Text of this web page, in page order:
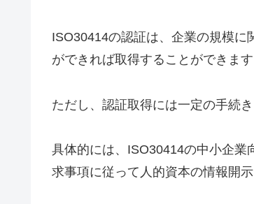
ISO30414の認証は、企業の規模に
ができれば取得することができます
ただし、認証取得には一定の手続き
具体的には、ISO30414の中小企業
求事項に従って人的資本の情報開